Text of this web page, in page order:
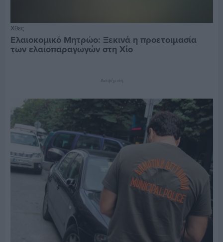
Χθες
Ελαιοκομικό Μητρώο: Ξεκινά η προετοιμασία
των ελαιοπαραγωγών στη Χίο
Διαφήμιση